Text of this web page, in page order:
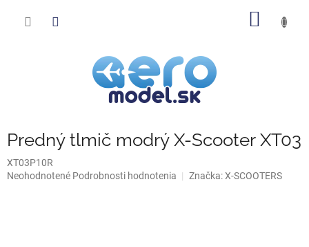
Predný tlmič modrý X-Scooter XT03
XT03P10R
Priemerné
Neohodnotené Podrobnosti hodnotenia Značka:X-SCOOTERS